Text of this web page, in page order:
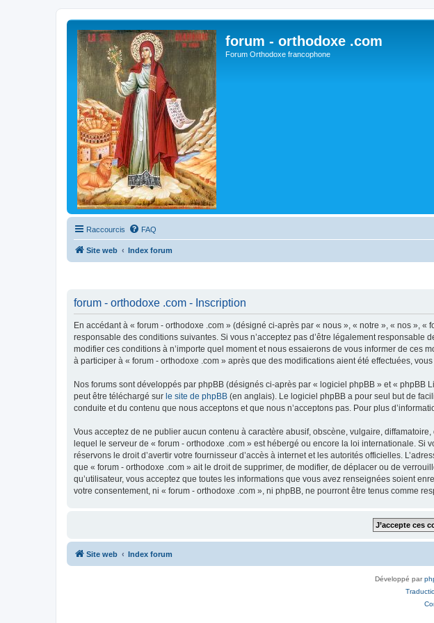
forum - orthodoxe .com
Forum Orthodoxe francophone
Raccourcis FAQ
Site web Index forum
forum - orthodoxe .com - Inscription
En accédant à « forum - orthodoxe .com » (désigné ci-après par « nous », « notre », « nos »,
responsable des conditions suivantes. Si vous n’acceptez pas d’être légalement
modifier ces conditions à n’importe quel moment et nous essaierons de vous informer de
à participer à « forum - orthodoxe .com » après que des modifications aient été effectuées,
Nos forums sont développés par phpBB (désignés ci-après par « logiciel phpBB » et « phpBB
peut être téléchargé sur le site de phpBB (en anglais). Le logiciel phpBB a pour seul but de
conduite et du contenu que nous acceptons et que nous n’acceptons pas. Pour plus
Vous acceptez de ne publier aucun contenu à caractère abusif, obscène, vulgaire,
lequel le serveur de « forum - orthodoxe .com » est hébergé ou encore la loi internationale.
réservons le droit d’avertir votre fournisseur d’accès à internet et les autorités officielles.
que « forum - orthodoxe .com » ait le droit de supprimer, de modifier, de déplacer ou de
qu’utilisateur, vous acceptez que toutes les informations que vous avez renseignées soient
votre consentement, ni « forum - orthodoxe .com », ni phpBB, ne pourront être tenus comme
Site web Index forum
Développé par